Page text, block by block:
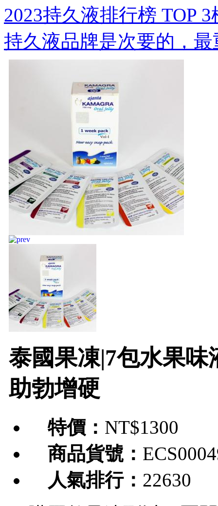
2023持久液排行榜 TOP
持久液品牌是次要的，
泰國果凍|7包水果
助勃增硬
特價： NT$1300
商品貨號：
人氣排行： 22630